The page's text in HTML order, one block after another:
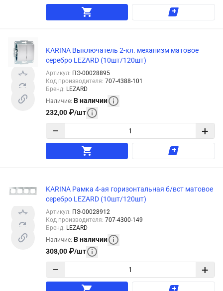
KARINA Выключатель 2-кл. механизм матовое
серебро LEZARD (10шт/120шт)
Артикул: ПЭ-00028895
Код производителя: 707-4388-101
Бренд: LEZARD
Наличие: В наличии
232,00 ₽/шт
− +
KARINA Рамка 4-ая горизонтальная б/вст матовое
серебро LEZARD (10шт/120шт)
Артикул: ПЭ-00028912
Код производителя: 707-4300-149
Бренд: LEZARD
Наличие: В наличии
308,00 ₽/шт
− +